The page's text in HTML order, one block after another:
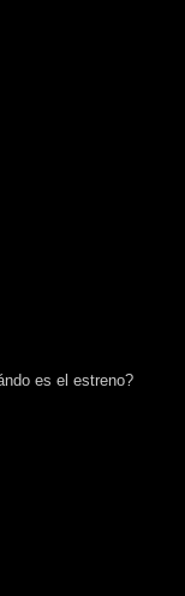
es el estreno?